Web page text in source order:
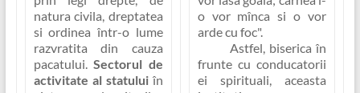
natura civila, dreptatea
si ordinea într-o lume
razvratita din cauza
pacatului.Sectorul de
activitate al statuluiîn
o vor mînca si o vor
arde cu foc".
Astfel, biserica în
frunte cu conducatorii
ei spirituali, aceasta